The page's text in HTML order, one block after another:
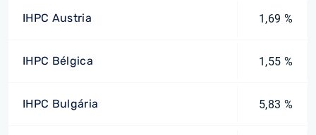
IHPC Austria 1,69 %
IHPC Bélgica 1,55 %
IHPC Bulgária 5,83 %